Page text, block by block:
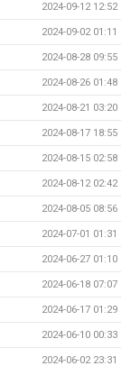
2024-09-12 12:52
2024-09-02 01:11
2024-08-28 09:55
2024-08-26 01:48
2024-08-21 03:20
2024-08-17 18:55
2024-08-15 02:58
2024-08-12 02:42
2024-08-05 08:56
2024-07-01 01:31
2024-06-27 01:10
2024-06-18 07:07
2024-06-17 01:29
2024-06-10 00:33
2024-06-02 23:31